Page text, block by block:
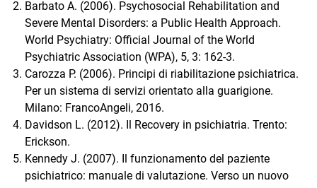
Barbato A. (2006). Psychosocial Rehabilitation and
Severe Mental Disorders: a Public Health Approach.
World Psychiatry: Official Journal of the World
Psychiatric Association (WPA), 5, 3: 162-3.
Carozza P. (2006). Principi di riabilitazione psichiatrica.
Per un sistema di servizi orientato alla guarigione.
Milano: FrancoAngeli, 2016.
Davidson L. (2012). Il Recovery in psichiatria. Trento:
Erickson.
Kennedy J. (2007). Il funzionamento del paziente
psichiatrico: manuale di valutazione. Verso un nuovo